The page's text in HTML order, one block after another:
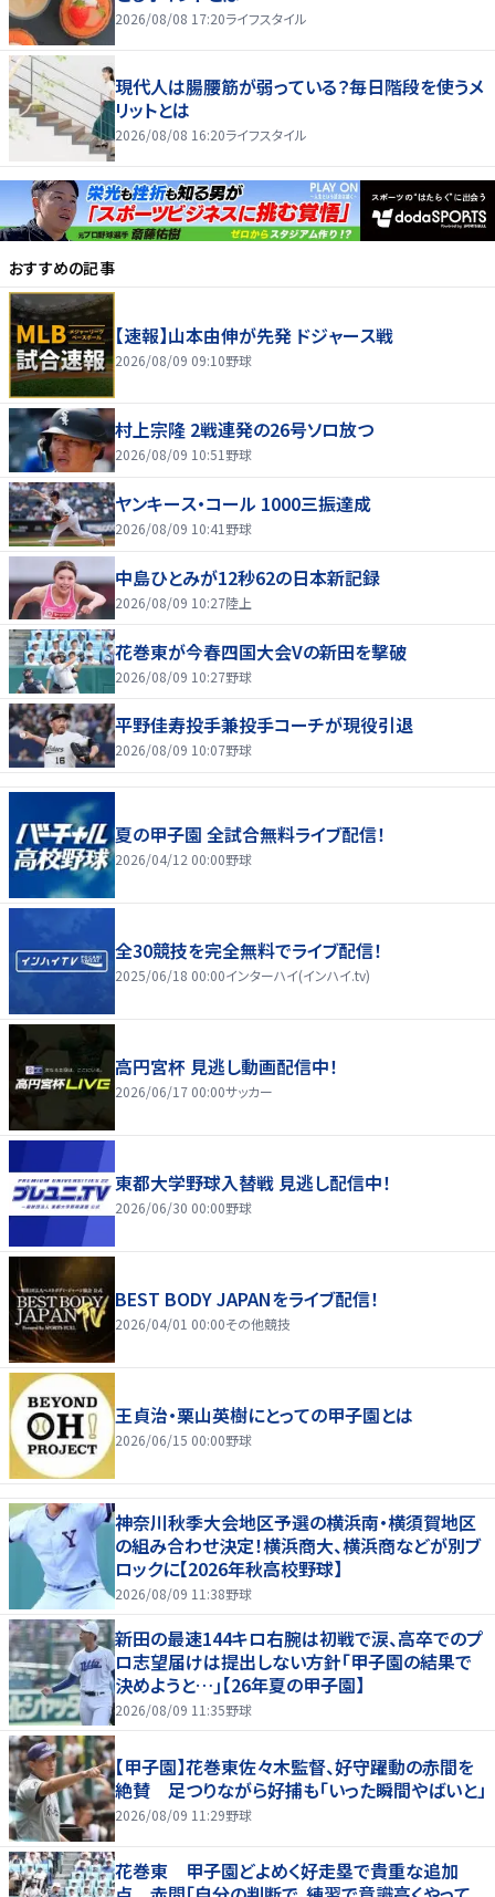
2026/08/08 17:20ライフスタイル
現代人は腸腰筋が弱っている？毎日階段を使うメ
リットとは
2026/08/08 16:20ライフスタイル
おすすめの記事
【速報】山本由伸が先発 ドジャース戦
2026/08/09 09:10野球
村上宗隆 2戦連発の26号ソロ放つ
2026/08/09 10:51野球
ヤンキース・コール 1000三振達成
2026/08/09 10:41 野球
中島ひとみが12秒62の日本新記録
2026/08/09 10:27陸上
花巻東が今春四国大会Vの新田を撃破
2026/08/09 10:27野球
平野佳寿投手兼投手コーチが現役引退
2026/08/09 10:07野球
夏の甲子園 全試合無料ライブ配信！
2026/04/12 00:00野球
全30競技を完全無料でライブ配信！
2025/06/18 00:00インターハイ(インハイ.tv)
高円宮杯 見逃し動画配信中！
2026/06/17 00:00サッカー
東都大学野球入替戦 見逃し配信中！
2026/06/30 00:00野球
BEST BODY JAPANをライブ配信！
2026/04/01 00:00その他競技
王貞治・栗山英樹にとっての甲子園とは
2026/06/15 00:00野球
神奈川秋季大会地区予選の横浜南・横須賀地区
の組み合わせ決定！横浜商大、横浜商などが別ブ
ロックに【2026年秋高校野球】
2026/08/09 11:38野球
新田の最速144キロ右腕は初戦で涙、高卒でのプ
ロ志望届けは提出しない方針｢甲子園の結果で
決めようと…｣【26年夏の甲子園】
2026/08/09 11:35野球
【甲子園】花巻東佐々木監督、好守躍動の赤間を
絶賛 足つりながら好捕も「いった瞬間やばいと」
2026/08/09 11:29野球
花巻東 甲子園どよめく好走塁で貴重な追加